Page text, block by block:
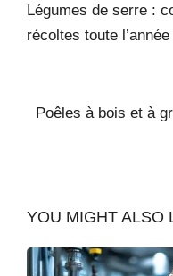
Légumes de serre :
récoltes toute l’année
Poêles à bois et à
YOU MIGHT ALSO